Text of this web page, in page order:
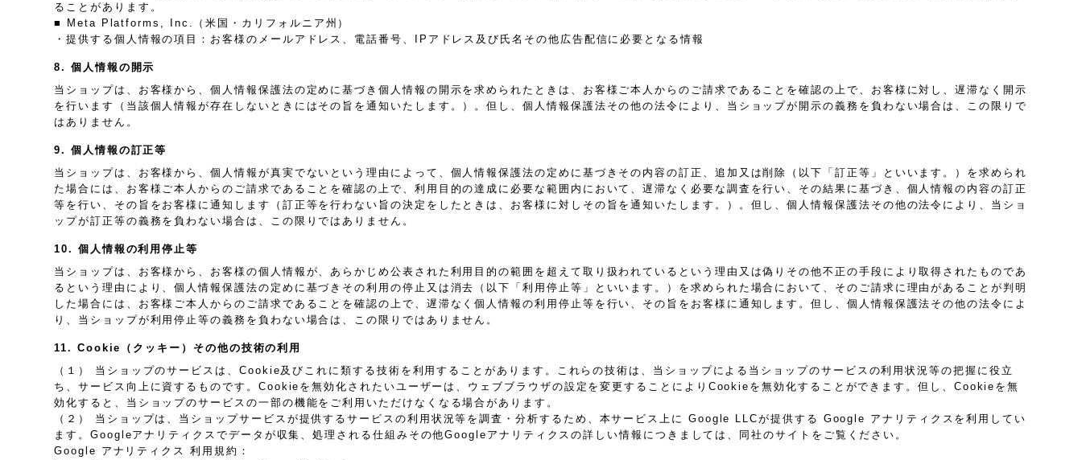
ることがあります。
■ Meta Platforms, Inc.（米国・カリフォルニア州）
・提供する個人情報の項目：お客様のメールアドレス、電話番号、IPアドレス及び氏名その他広告配信に必要となる情報
8. 個人情報の開示
当ショップは、お客様から、個人情報保護法の定めに基づき個人情報の開示を求められたときは、お客様ご本人からのご請求であることを確認の上で、お客様に対し、遅滞なく開示
を行います（当該個人情報が存在しないときにはその旨を通知いたします。）。但し、個人情報保護法その他の法令により、当ショップが開示の義務を負わない場合は、この限りで
はありません。
9. 個人情報の訂正等
当ショップは、お客様から、個人情報が真実でないという理由によって、個人情報保護法の定めに基づきその内容の訂正、追加又は削除（以下「訂正等」といいます。）を求められ
た場合には、お客様ご本人からのご請求であることを確認の上で、利用目的の達成に必要な範囲内において、遅滞なく必要な調査を行い、その結果に基づき、個人情報の内容の訂正
等を行い、その旨をお客様に通知します（訂正等を行わない旨の決定をしたときは、お客様に対しその旨を通知いたします。）。但し、個人情報保護法その他の法令により、当ショ
ップが訂正等の義務を負わない場合は、この限りではありません。
10. 個人情報の利用停止等
当ショップは、お客様から、お客様の個人情報が、あらかじめ公表された利用目的の範囲を超えて取り扱われているという理由又は偽りその他不正の手段により取得されたものであ
るという理由により、個人情報保護法の定めに基づきその利用の停止又は消去（以下「利用停止等」といいます。）を求められた場合において、そのご請求に理由があることが判明
した場合には、お客様ご本人からのご請求であることを確認の上で、遅滞なく個人情報の利用停止等を行い、その旨をお客様に通知します。但し、個人情報保護法その他の法令によ
り、当ショップが利用停止等の義務を負わない場合は、この限りではありません。
11. Cookie（クッキー）その他の技術の利用
（１） 当ショップのサービスは、Cookie及びこれに類する技術を利用することがあります。これらの技術は、当ショップによる当ショップのサービスの利用状況等の把握に役立
ち、サービス向上に資するものです。Cookieを無効化されたいユーザーは、ウェブブラウザの設定を変更することによりCookieを無効化することができます。但し、Cookieを無
効化すると、当ショップのサービスの一部の機能をご利用いただけなくなる場合があります。
（２） 当ショップは、当ショップサービスが提供するサービスの利用状況等を調査・分析するため、本サービス上に Google LLCが提供する Google アナリティクスを利用してい
ます。Googleアナリティクスでデータが収集、処理される仕組みその他Googleアナリティクスの詳しい情報につきましては、同社のサイトをご覧ください。
Google アナリティクス 利用規約：